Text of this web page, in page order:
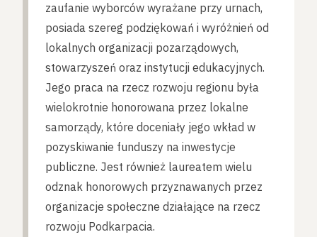
zaufanie wyborców wyrażane przy urnach,
posiada szereg podziękowań i wyróżnień od
lokalnych organizacji pozarządowych,
stowarzyszeń oraz instytucji edukacyjnych.
Jego praca na rzecz rozwoju regionu była
wielokrotnie honorowana przez lokalne
samorządy, które doceniały jego wkład w
pozyskiwanie funduszy na inwestycje
publiczne. Jest również laureatem wielu
odznak honorowych przyznawanych przez
organizacje społeczne działające na rzecz
rozwoju Podkarpacia.